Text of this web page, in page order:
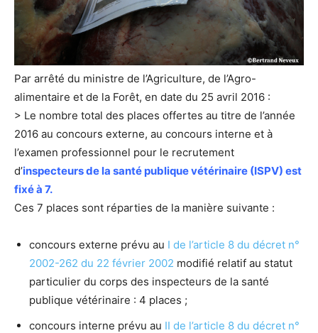
Par arrêté du ministre de l’Agriculture, de l’Agro-
alimentaire et de la Forêt, en date du 25 avril 2016 :
> Le nombre total des places offertes au titre de l’année
2016 au concours externe, au concours interne et à
l’examen professionnel pour le recrutement
d’inspecteurs de la santé publique vétérinaire (ISPV) est
fixé à 7.
Ces 7 places sont réparties de la manière suivante :
concours externe prévu au I de l’article 8 du décret n°
2002-262 du 22 février 2002 modifié relatif au statut
particulier du corps des inspecteurs de la santé
publique vétérinaire : 4 places ;
concours interne prévu au II de l’article 8 du décret n°